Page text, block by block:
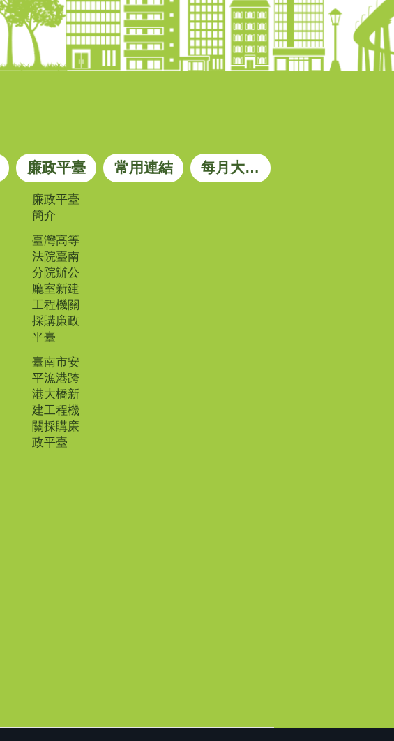
廉政平臺
廉政平臺
簡介
臺灣高等
法院臺南
分院辦公
廳室新建
工程機關
採購廉政
平臺
臺南市安
平漁港跨
港大橋新
建工程機
關採購廉
政平臺
常用連結 每月大宗資材參考價格